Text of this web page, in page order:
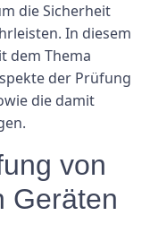
die Sicherheit
In diesem
dem Thema
der Prüfung
die damit
von
Geräten